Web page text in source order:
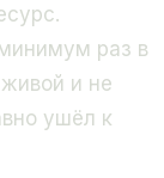
раз в
и не
ушёл к